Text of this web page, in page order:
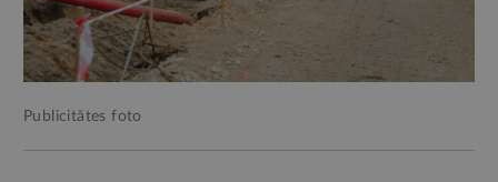
Publicitātes foto